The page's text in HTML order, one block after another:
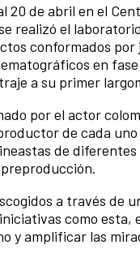
20 de abril en el
realizó el
conformados
en
a su primer
por el actor
de cada
de
a través de
como esta,
y ampli­ficar las